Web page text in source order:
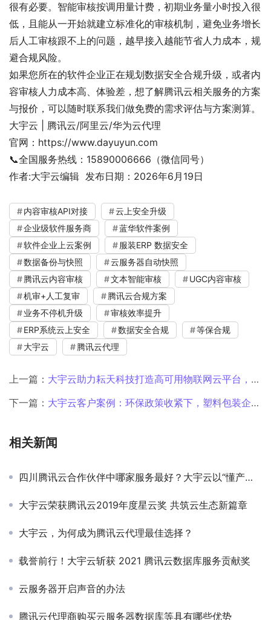
很有必要。智能审核按调用量计费，初期业务量小时投入很
低，且能从一开始就建立标准化的审核机制，避免业务增长
后人工审核跟不上的问题，越早接入越能节省人力成本，规
避合规风险。
如果您所在的软件企业正在规划数据安全合规升级，或者内
容审核人力成本高、体验差，想了解腾讯云相关服务的方案
与报价，可以随时联系我们做免费的需求评估与方案测算。
大宇云 | 腾讯云/阿里云/华为云代理
官网：https://www.dayuyun.com
📞全国服务热线：15890006666（微信同号）
作者:大宇云编辑 发布日期：2026年6月19日
内容审核API对接
云上安全升级
企业级软件服务商
蓝华软件案例
软件企业上云案例
服装ERP 数据安全
数据备份与快照
云服务器自动快照
腾讯云内容审核
文本智能审核
UGC内容审核
机审+人工复审
腾讯云合规方案
业务不停机升级
审核效率提升
ERP系统云上安全
数据安全合规
等保合规
大宇云
腾讯云代理
上一篇： 大宇云助力耘天科技打造高可用物联网云平台，支撑百万级设备稳定在线
下一篇： 大宇云客户案例：环保政策收紧下，塑料包装企业的数字化转型实战
相关新闻
四川腾讯云合作伙伴中哪家服务最好？大宇云以“懂产品、会定制、能兜底”三大能力领跑
大宇云荣获腾讯云2019年度星云奖 共筑云生态新篇章
大宇云，为何成为腾讯云代理最佳选择？
载誉前行！大宇云斩获 2021 腾讯云数据库服务贡献奖
云服务器开启声音的办法
腾讯云代理商购买云服务器数据库等具有哪些优势